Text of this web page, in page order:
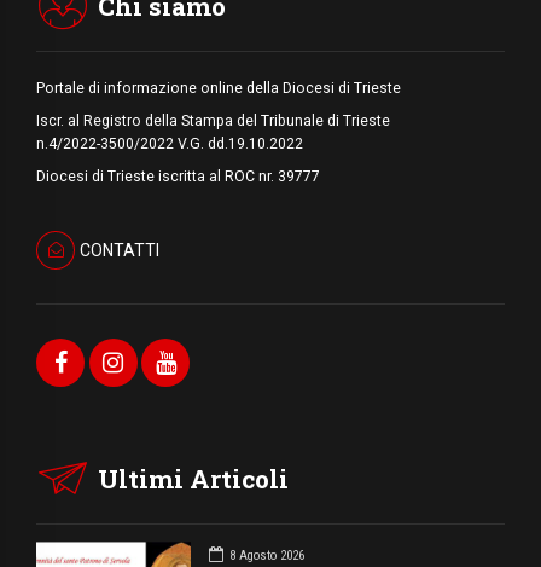
Portale di informazione online della Diocesi di Trieste
Iscr. al Registro della Stampa del Tribunale di Trieste
n.4/2022-3500/2022 V.G. dd.19.10.2022
Diocesi di Trieste iscritta al ROC nr. 39777
CONTATTI
Ultimi Articoli
8 Agosto 2026